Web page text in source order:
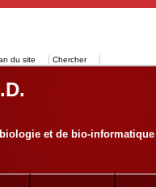
du site Chercher
et de bio-informatique